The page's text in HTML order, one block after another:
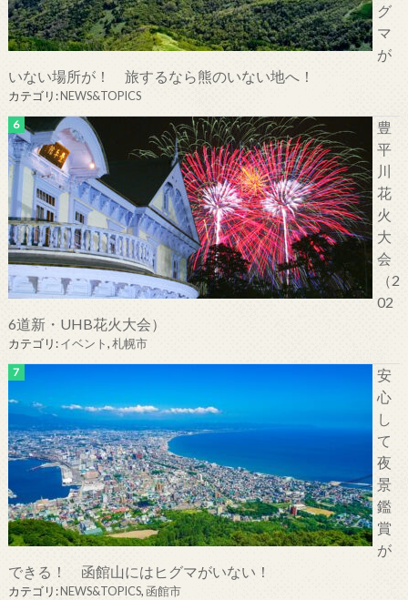
グ
マ
が
いない場所が！ 旅するなら熊のいない地へ！
カテゴリ:NEWS&TOPICS
豊
平
川
花
火
大
会
（2
02
6道新・UHB花火大会）
カテゴリ:イベント,札幌市
安
心
し
て
夜
景
鑑
賞
が
できる！ 函館山にはヒグマがいない！
カテゴリ:NEWS&TOPICS,函館市